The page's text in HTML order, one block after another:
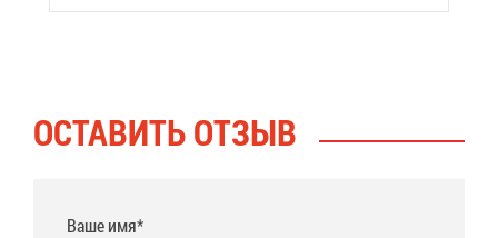
ОСТА­ВИТЬ ОТ­ЗЫВ
Ваше имя*